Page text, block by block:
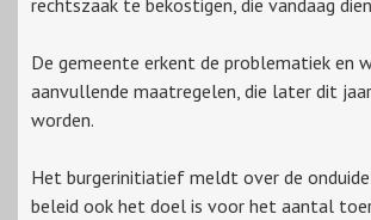
rechtszaak te bekostigen, die vandaag
De gemeente erkent de problematiek en
aanvullende maatregelen, die later dit
worden.
Het burgerinitiatief meldt over de
beleid ook het doel is voor het aantal